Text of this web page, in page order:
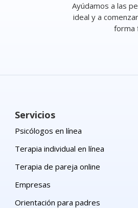
Ayúdamos a las
ideal y a
forma
Servicios
Psicólogos en línea
Terapia individual en línea
Terapia de pareja online
Empresas
Orientación para padres